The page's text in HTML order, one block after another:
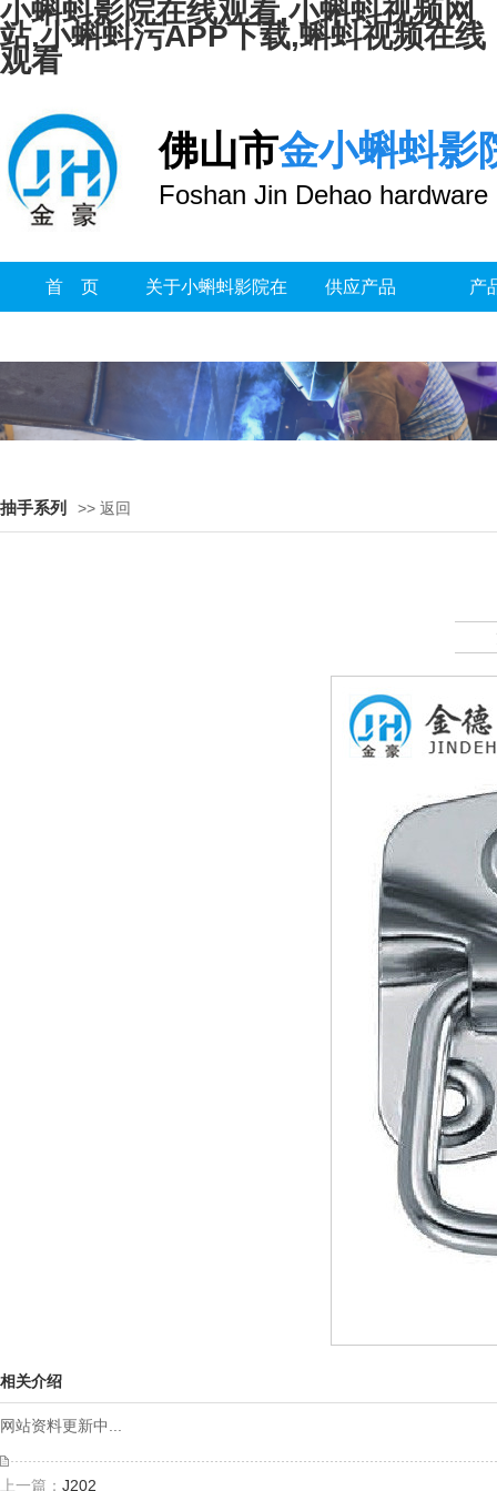
小蝌蚪影院在线观看,小蝌蚪视频网
站,小蝌蚪污APP下载,蝌蚪视频在线
观看
佛山市金小蝌蚪影
Foshan Jin Dehao hardware
首 页 关于小蝌蚪影院在 供应产品 产
抽手系列 >> 返回
相关介绍
网站资料更新中...
上一篇： J202